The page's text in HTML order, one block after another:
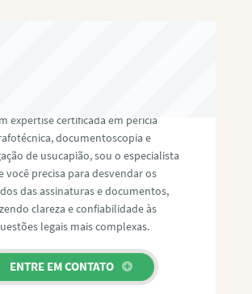
expertise certificada em perícia
documentoscopia e
de usucapião, sou o especialista
você precisa para desvendar os
das assinaturas e documentos,
clareza e confiabilidade às
legais mais complexas.
ENTRE EM CONTATO